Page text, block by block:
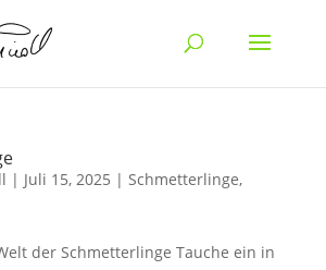
| Juli 15, 2025 | Schmetterlinge,
der Schmetterlinge Tauche ein in